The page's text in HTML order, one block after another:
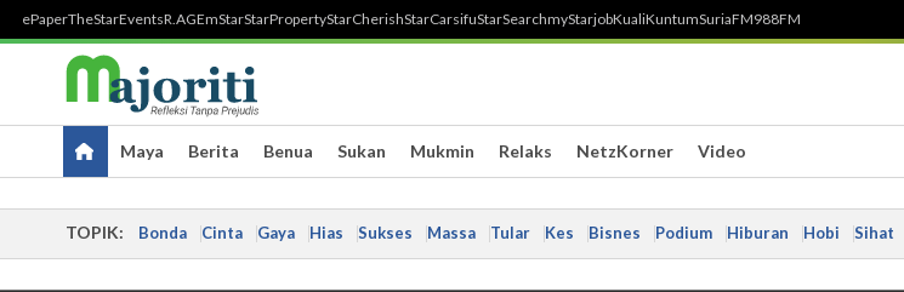
ePaperTheStarEventsR.AGEmStarStarPropertyStarCherishStarCarsifuStarSearchmyStarjobKualiKuntumSuriaFM988FM
Maya Berita Benua Sukan Mukmin Relaks NetzKorner Video
TOPIK: Bonda Cinta Gaya Hias Sukses Massa Tular Kes Bisnes Podium Hiburan Hobi Sihat